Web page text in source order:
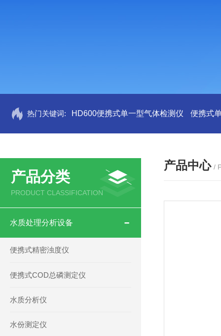
热门关键词: HD600便携式单一型气体检测仪 便携式
产品分类
PRODUCT CLASSIFICATION
水质处理分析设备
便携式精密浊度仪
便携式COD总磷测定仪
水质分析仪
水份测定仪
产品中心 /